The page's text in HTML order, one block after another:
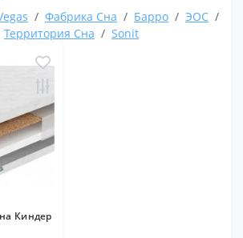
Фабрика Сна Барро
ЭОС
Территория Сна Sonit
Киндер